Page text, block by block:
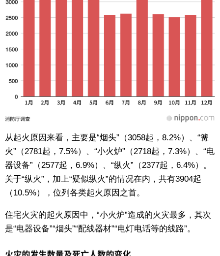
从起火原因来看，主要是“烟头”（3058起，8.2%）、“篝
火”（2781起，7.5%）、“小火炉”（2718起，7.3%）、“电
器设备”（2577起，6.9%）、“纵火”（2377起，6.4%）。
关于“纵火”，加上“疑似纵火”的情况在内，共有3904起
（10.5%），位列各类起火原因之首。
住宅火灾的起火原因中，“小火炉”造成的火灾最多，其次
是“电器设备”“烟头”“配线器材”“电灯电话等的线路”。